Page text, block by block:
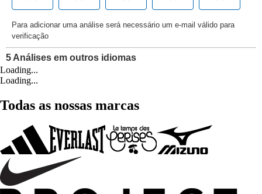
Loading...
Loading...
Todas as nossas marcas